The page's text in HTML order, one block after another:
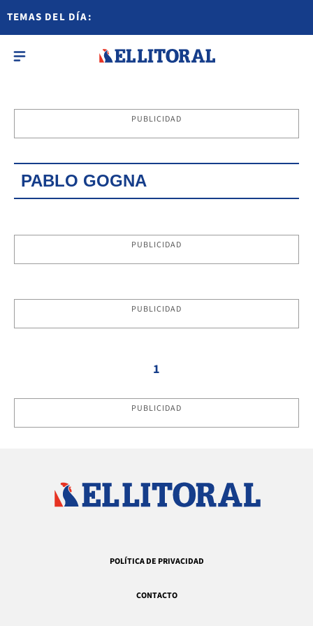
TEMAS DEL DÍA:
PUBLICIDAD
PABLO GOGNA
PUBLICIDAD
PUBLICIDAD
1
PUBLICIDAD
POLÍTICA DE PRIVACIDAD
CONTACTO